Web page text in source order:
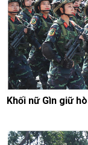
Khối nữ Gìn giữ